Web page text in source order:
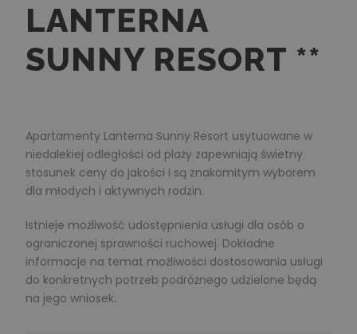
LANTERNA
SUNNY RESORT **
Apartamenty Lanterna Sunny Resort usytuowane w
niedalekiej odległości od plaży zapewniają świetny
stosunek ceny do jakości i są znakomitym wyborem
dla młodych i aktywnych rodzin.
Istnieje możliwość udostępnienia usługi dla osób o
ograniczonej sprawności ruchowej. Dokładne
informacje na temat możliwości dostosowania usługi
do konkretnych potrzeb podróżnego udzielone będą
na jego wniosek.